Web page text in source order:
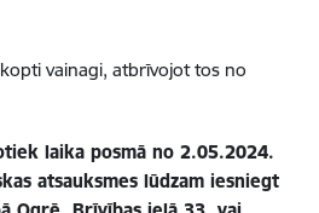
vainagi, atbrīvojot tos no
laika posmā no 2.05.2024.
atsauksmes lūdzam iesniegt